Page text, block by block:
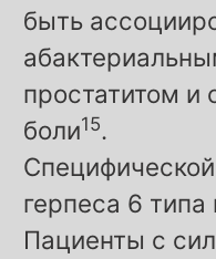
быть
простатитом и
боли15.
герпеса 6
Пациенты с